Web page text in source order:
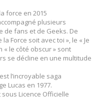
force en 2015
plusieurs
de fans et de Geeks. De
Force soit avec toi », le « Je
« le côté obscur » sont
se décline en une multitude
l’incroyable saga
Lucas en 1977.
Licence Officielle